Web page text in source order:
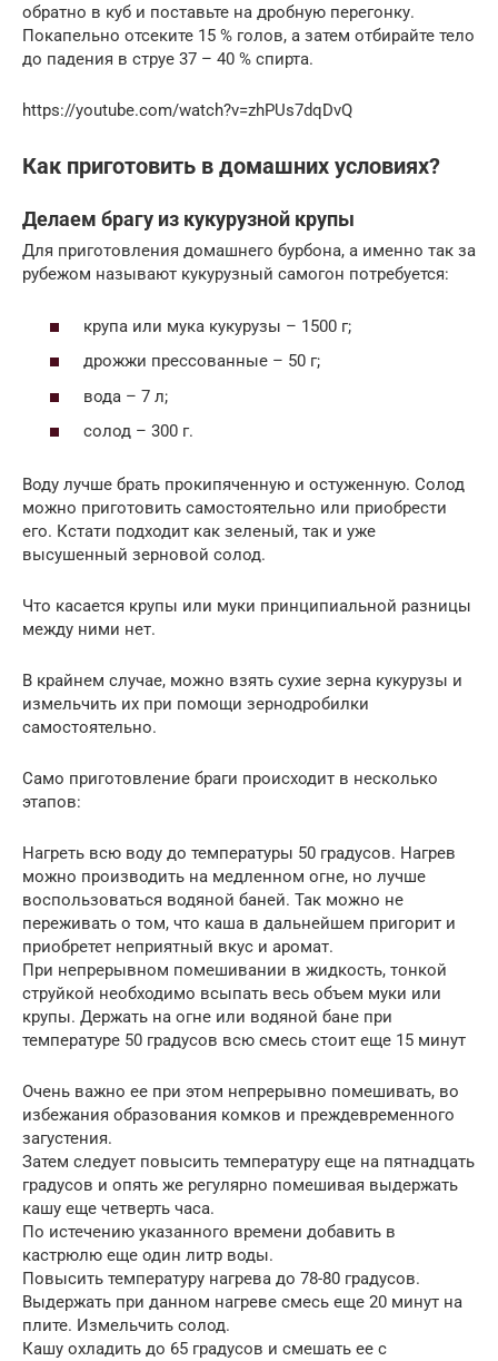
обратно в куб и поставьте на дробную перегонку.
Покапельно отсеките 15 % голов, а затем отбирайте тело
до падения в струе 37 – 40 % спирта.
https://youtube.com/watch?v=zhPUs7dqDvQ
Как приготовить в домашних условиях?
Делаем брагу из кукурузной крупы
Для приготовления домашнего бурбона, а именно так за
рубежом называют кукурузный самогон потребуется:
крупа или мука кукурузы – 1500 г;
дрожжи прессованные – 50 г;
вода – 7 л;
солод – 300 г.
Воду лучше брать прокипяченную и остуженную. Солод
можно приготовить самостоятельно или приобрести
его. Кстати подходит как зеленый, так и уже
высушенный зерновой солод.
Что касается крупы или муки принципиальной разницы
между ними нет.
В крайнем случае, можно взять сухие зерна кукурузы и
измельчить их при помощи зернодробилки
самостоятельно.
Само приготовление браги происходит в несколько
этапов:
Нагреть всю воду до температуры 50 градусов. Нагрев
можно производить на медленном огне, но лучше
воспользоваться водяной баней. Так можно не
переживать о том, что каша в дальнейшем пригорит и
приобретет неприятный вкус и аромат.
При непрерывном помешивании в жидкость, тонкой
струйкой необходимо всыпать весь объем муки или
крупы. Держать на огне или водяной бане при
температуре 50 градусов всю смесь стоит еще 15 минут
Очень важно ее при этом непрерывно помешивать, во
избежания образования комков и преждевременного
загустения.
Затем следует повысить температуру еще на пятнадцать
градусов и опять же регулярно помешивая выдержать
кашу еще четверть часа.
По истечению указанного времени добавить в
кастрюлю еще один литр воды.
Повысить температуру нагрева до 78-80 градусов.
Выдержать при данном нагреве смесь еще 20 минут на
плите. Измельчить солод.
Кашу охладить до 65 градусов и смешать ее с